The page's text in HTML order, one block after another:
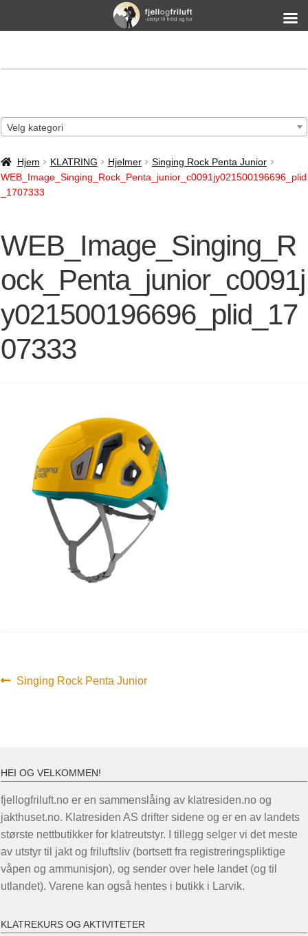
Velg kategori
Hjem KLATRING Hjelmer
Singing Rock Penta Junior
WEB_Image_Singing_Rock_Penta_junior_c0091jy021500196696_plid
_1707333
WEB_Image_Singing_R
ock_Penta_junior_c0091j
y021500196696_plid_17
07333
Innleggsnavigasjon
Forrige
Singing Rock Penta Junior
HEI OG VELKOMMEN!
fjellogfriluft.no er en sammenslåing av klatresiden.no og
jakthuset.no. Klatresiden AS drifter sidene og er en av landets
største nettbutikker for klatreutstyr. I tillegg selger vi det meste
av utstyr til jakt og friluftsliv (bortsett fra registreringspliktige
våpen og ammunisjon), og sender over hele landet (og til
utlandet). Varene kan også hentes i butikk i Larvik.
KLATREKURS OG AKTIVITETER